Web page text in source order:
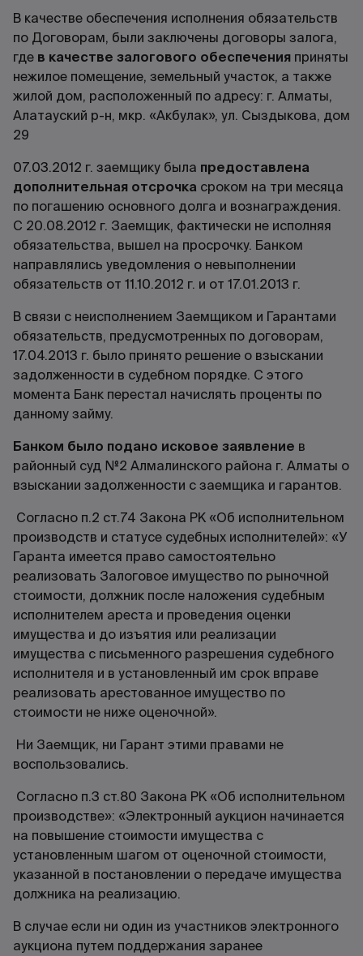
В качестве обеспечения исполнения обязательств
по Договорам, были заключены договоры залога,
где в качестве залогового обеспечения приняты
нежилое помещение, земельный участок, а также
жилой дом, расположенный по адресу: г. Алматы,
Алатауский р-н, мкр. «Акбулак», ул. Сыздыкова, дом
29
07.03.2012 г. заемщику была предоставлена
дополнительная отсрочка сроком на три месяца
по погашению основного долга и вознаграждения.
С 20.08.2012 г. Заемщик, фактически не исполняя
обязательства, вышел на просрочку. Банком
направлялись уведомления о невыполнении
обязательств от 11.10.2012 г. и от 17.01.2013 г.
В связи с неисполнением Заемщиком и Гарантами
обязательств, предусмотренных по договорам,
17.04.2013 г. было принято решение о взыскании
задолженности в судебном порядке. С этого
момента Банк перестал начислять проценты по
данному займу.
Банком было подано исковое заявление в
районный суд №2 Алмалинского района г. Алматы о
взыскании задолженности с заемщика и гарантов.
Согласно п.2 ст.74 Закона РК «Об исполнительном
производств и статусе судебных исполнителей»: «У
Гаранта имеется право самостоятельно
реализовать Залоговое имущество по рыночной
стоимости, должник после наложения судебным
исполнителем ареста и проведения оценки
имущества и до изъятия или реализации
имущества с письменного разрешения судебного
исполнителя и в установленный им срок вправе
реализовать арестованное имущество по
стоимости не ниже оценочной».
Ни Заемщик, ни Гарант этими правами не
воспользовались.
Согласно п.3 ст.80 Закона РК «Об исполнительном
производстве»: «Электронный аукцион начинается
на повышение стоимости имущества с
установленным шагом от оценочной стоимости,
указанной в постановлении о передаче имущества
должника на реализацию.
В случае если ни один из участников электронного
аукциона путем поддержания заранее